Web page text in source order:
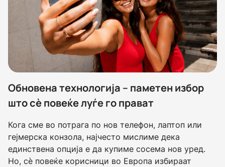
Обновена технологија – паметен избор
што сè повеќе луѓе го прават
Кога сме во потрага по нов телефон, лаптоп или
гејмерска конзола, најчесто мислиме дека
единствена опција е да купиме сосема нов уред.
Но, сè повеќе корисници во Европа избираат